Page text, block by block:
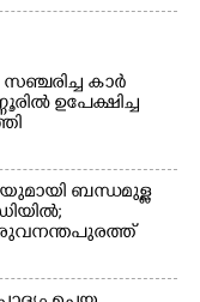
കാർ
ഉപേക്ഷിച്ച
ബന്ധമുള്ള